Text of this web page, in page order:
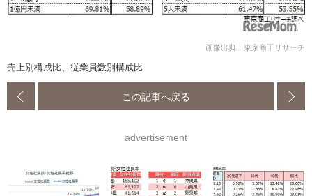
画像出典：東京商工リサーチ
売上別構成比、従業員数別構成比
この記事へ戻る
advertisement